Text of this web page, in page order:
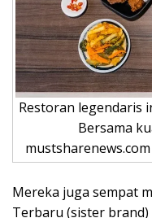
Restoran legendaris
Bersama
Mereka juga sempat
Terbaru (sister